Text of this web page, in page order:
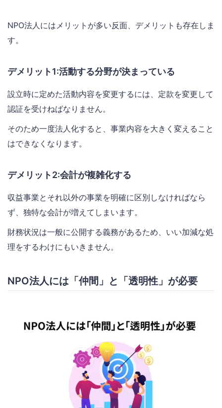
NPO法人にはメリットが多い反面、デメリットも存在しま
す。
デメリット1:活動する分野が決まっている
設立時に定めた活動内容を変更するには、定款を変更して
認証を受けねばなりません。
そのため一度法人化すると、事業内容を大きく変えること
はできなくなります。
デメリット2:会計が複雑化する
収益事業とそれ以外の事業を明確に区別しなければなら
ず、独特な会計が増えてしまいます。
財務状況は一般に公開する義務があるため、いい加減な処
理をするわけにもいきません。
NPO法人には「仲間」と「透明性」が必要